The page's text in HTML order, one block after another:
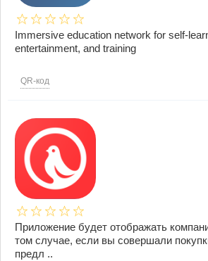
Immersive education network for self-
entertainment, and training
QR-код
Приложение будет отображать
том случае, если вы совершали
предл ..